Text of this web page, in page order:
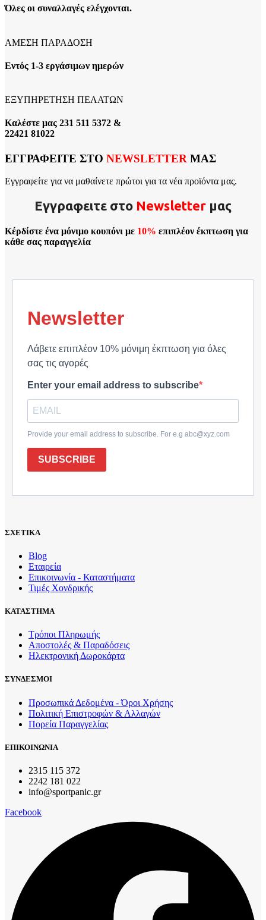
Όλες οι συναλλαγές ελέγχονται.
ΑΜΕΣΗ ΠΑΡΑΔΟΣΗ
Εντός 1-3 εργάσιμων ημερών
ΕΞΥΠΗΡΕΤΗΣΗ ΠΕΛΑΤΩΝ
Καλέστε μας 231 511 5372 &
22421 81022
ΕΓΓΡΑΦΕΙΤΕ ΣΤΟ NEWSLETTER ΜΑΣ
Εγγραφείτε για να μαθαίνετε πρώτοι για τα νέα προϊόντα μας.
Εγγραφειτε στο Νewsletter μας
Κέρδίστε ένα μόνιμο κουπόνι με 10% επιπλέον έκπτωση για
κάθε σας παραγγελία
Newsletter
Λάβετε επιπλέον 10% μόνιμη έκπτωση για όλες
σας τις αγορές
Enter your email address to subscribe
Provide your email address to subscribe. For e.g abc@xyz.com
SUBSCRIBE
ΣΧΕΤΙΚΑ
Blog
Εταιρεία
Επικοινωνία - Καταστήματα
Τιμές Χονδρικής
ΚΑΤΑΣΤΗΜΑ
Τρόποι Πληρωμής
Αποστολές & Παραδόσεις
Ηλεκτρονική Δωροκάρτα
ΣΥΝΔΕΣΜΟΙ
Προσωπικά Δεδομένα - Όροι Χρήσης
Πολιτική Επιστροφών & Αλλαγών
Πορεία Παραγγελίας
ΕΠΙΚΟΙΝΩΝΙΑ
2315 115 372
2242 181 022
info@sportpanic.gr
Facebook